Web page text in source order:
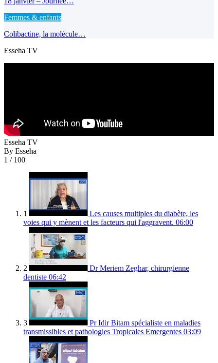
Femmes & enfants
Colibactine, la molécule…
Esseha TV
Esseha TV
By Esseha
1 / 100
1
Les causes multiples du diabète, les
voies qui y mènent et les facteurs qui l'aggravent. 06:00
2
Dr Meriem Zeghar, chirurgienne
dentiste 06:42
3
Pr Idir Bitam spécialiste en maladies
transmissibles et pathologies Tropicales Emergentes 03:09